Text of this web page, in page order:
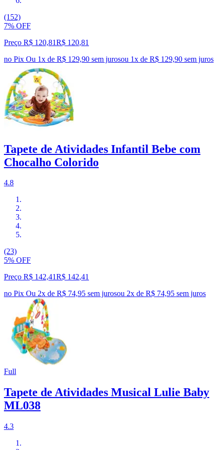
(152)
7% OFF
Preço R$ 120,81R$ 120,81
no Pix Ou 1x de R$ 129,90 sem jurosou 1x de R$ 129,90 sem juros
Tapete de Atividades Infantil Bebe com
Chocalho Colorido
4.8
(23)
5% OFF
Preço R$ 142,41R$ 142,41
no Pix Ou 2x de R$ 74,95 sem jurosou 2x de R$ 74,95 sem juros
Full
Tapete de Atividades Musical Lulie Baby
ML038
4.3